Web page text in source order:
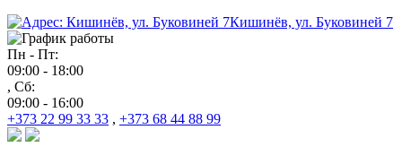
Кишинёв, ул. Буковиней 7
Пн - Пт:
09:00 - 18:00
, Сб:
09:00 - 16:00
+373 22 99 33 33 , +373 68 44 88 99